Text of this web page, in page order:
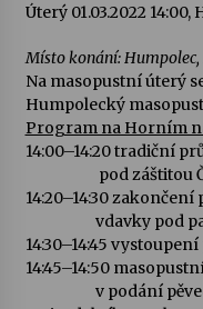
Veselí
30. 7.
28.
Letní
28.
Úterý 01.03.2022 14:00,
Místo konání:
Na masopustní úterý
Humpolecký
Program na Horním
14:00–14:20 tradiční
pod záštitou
14:20–14:30
vdavky pod
14:30–14:45
14:45–14:50
v podání